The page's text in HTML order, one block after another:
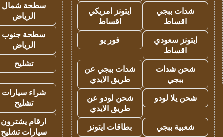
شدات ببجي
اقساط
ايتونز امريكي
اقساط
ايتونز سعودي
اقساط
فور يو
شحن شدات
ببجي
شدات ببجي عن
طريق الايدي
شحن يلا لودو
شحن لودو عن
طريق الايدي
شعبية ببجي
بطاقات ايتونز
سطحة شمال
الرياض
سطحة جنوب
الرياض
تشليح
شراء سيارات
تشليح
ارقام يشترون
سيارات تشليح